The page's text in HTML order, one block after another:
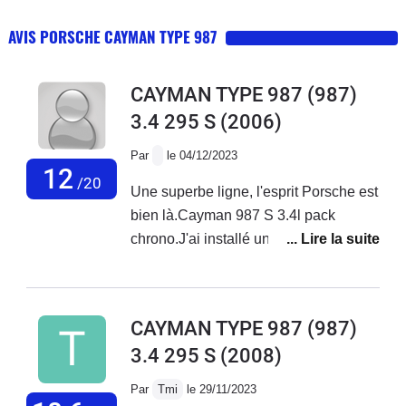
AVIS PORSCHE CAYMAN TYPE 987
12 /20
CAYMAN TYPE 987 (987)
3.4 295 S (2006)
Par le 04/12/2023
Une superbe ligne, l'esprit Porsche est
bien là.Cayman 987 S 3.4l pack
chrono.J'ai installé une ligne de chez
homologuée.Un peu de résonnance
le volant multifonctions est un
plus.Sono vraiment pas à la hauteur.
CAYMAN TYPE 987 (987)
3.4 295 S (2008)
Par Tmi le 29/11/2023